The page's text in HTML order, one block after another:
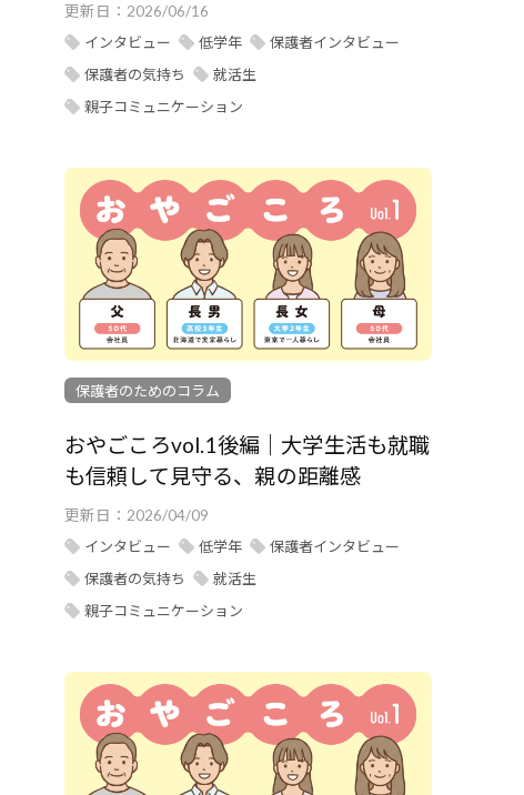
更新日： 2026/06/16
インタビュー
低学年
保護者インタビュー
保護者の気持ち
就活生
親子コミュニケーション
保護者のためのコラム
おやごころvol.1後編｜大学生活も就職
も信頼して見守る、親の距離感
更新日： 2026/04/09
インタビュー
低学年
保護者インタビュー
保護者の気持ち
就活生
親子コミュニケーション